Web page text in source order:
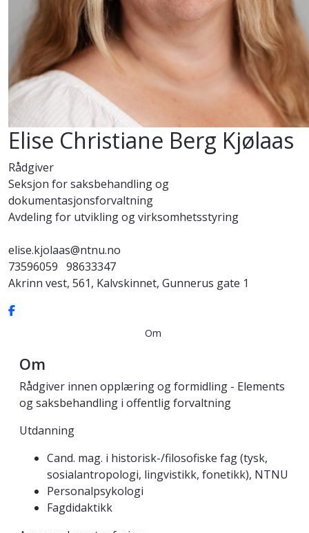
Elise Christiane Berg Kjølaas
Rådgiver
Seksjon for saksbehandling og
dokumentasjonsforvaltning
Avdeling for utvikling og virksomhetsstyring
elise.kjolaas@ntnu.no
73596059 98633347
Akrinn vest, 561, Kalvskinnet, Gunnerus gate 1
Om
Om
Rådgiver innen opplæring og formidling - Elements
og saksbehandling i offentlig forvaltning
Utdanning
Cand. mag. i historisk-/filosofiske fag (tysk,
sosialantropologi, lingvistikk, fonetikk), NTNU
Personalpsykologi
Fagdidaktikk